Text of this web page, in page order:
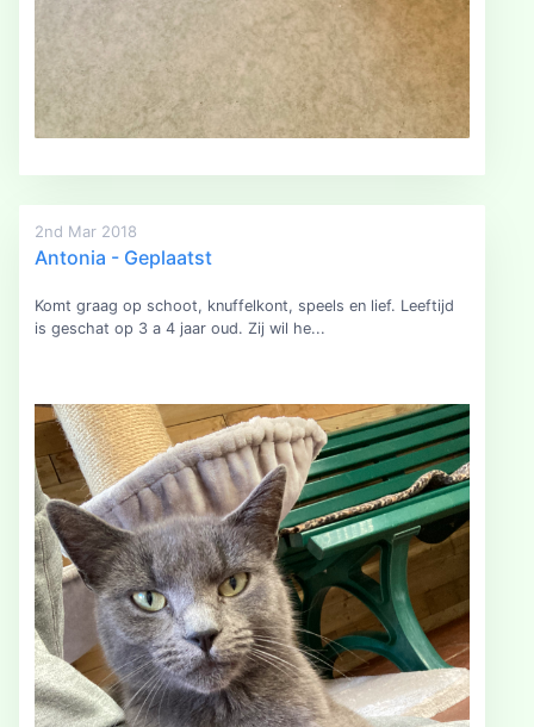
2nd Mar 2018
Antonia - Geplaatst
Komt graag op schoot, knuffelkont, speels en lief. Leeftijd
is geschat op 3 a 4 jaar oud. Zij wil he...